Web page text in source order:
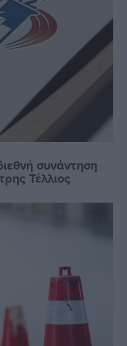
συνάντηση
Τέλλιος